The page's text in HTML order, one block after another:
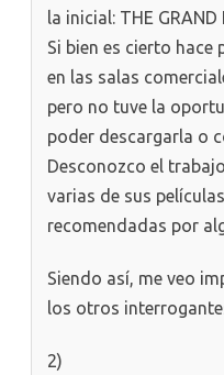
la inicial: THE GRAND
Si bien es cierto hace
en las salas
pero no tuve la
poder descargarla o
Desconozco el
varias de sus
recomendadas por
Siendo así, me veo
los otros
2)